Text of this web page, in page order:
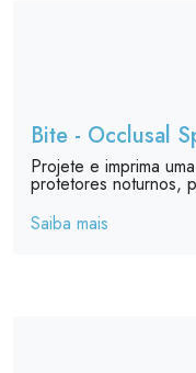
Bite - Occlusal
Projete e imprima
protetores noturnos,
Saiba mais